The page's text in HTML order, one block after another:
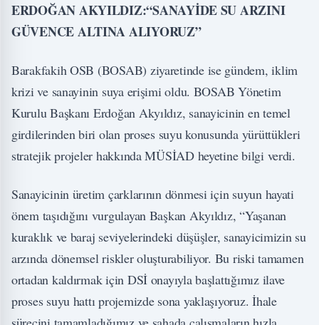
ERDOĞAN AKYILDIZ:“SANAYİDE SU ARZINI
GÜVENCE ALTINA ALIYORUZ”
Barakfakih OSB (BOSAB) ziyaretinde ise gündem, iklim
krizi ve sanayinin suya erişimi oldu. BOSAB Yönetim
Kurulu Başkanı Erdoğan Akyıldız, sanayicinin en temel
girdilerinden biri olan proses suyu konusunda yürüttükleri
stratejik projeler hakkında MÜSİAD heyetine bilgi verdi.
Sanayicinin üretim çarklarının dönmesi için suyun hayati
önem taşıdığını vurgulayan Başkan Akyıldız, “Yaşanan
kuraklık ve baraj seviyelerindeki düşüşler, sanayicimizin su
arzında dönemsel riskler oluşturabiliyor. Bu riski tamamen
ortadan kaldırmak için DSİ onayıyla başlattığımız ilave
proses suyu hattı projemizde sona yaklaşıyoruz. İhale